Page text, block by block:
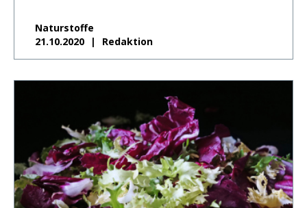
Naturstoffe
21.10.2020
Redaktion